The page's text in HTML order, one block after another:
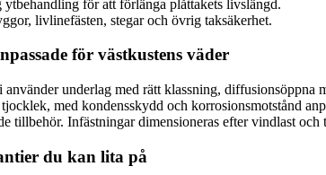
för att förlänga plåttakets livslängd.
livlinefästen, stegar och övrig taksäkerhet.
för västkustens väder
underlag med rätt klassning,
med kondensskydd och korrosionsmotstånd
tillbehör. Infästningar dimensioneras efter vindlast
du kan lita på